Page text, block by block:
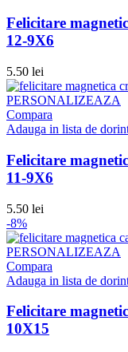
Felicitare
12-9X6
5.50 lei
PERSONALIZEAZA
Compara
Adauga in lista de
Felicitare
11-9X6
5.50 lei
-8%
PERSONALIZEAZA
Compara
Adauga in lista de
Felicitare
10X15